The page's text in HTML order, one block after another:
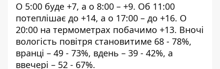
О 5:00 буде +7, а о 8:00 – +9. Об 11:00
потеплішає до +14, а о 17:00 – до +16. О
20:00 на термометрах побачимо +13. Вночі
вологість повітря становитиме 68 - 78%,
вранці – 49 - 73%, вдень – 39 - 42%, а
ввечері – 52 - 67%.